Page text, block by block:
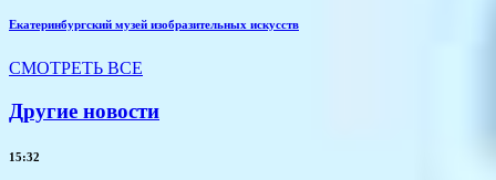
Екатеринбургский музей изобразительных искусств
СМОТРЕТЬ ВСЕ
Другие новости
15:32